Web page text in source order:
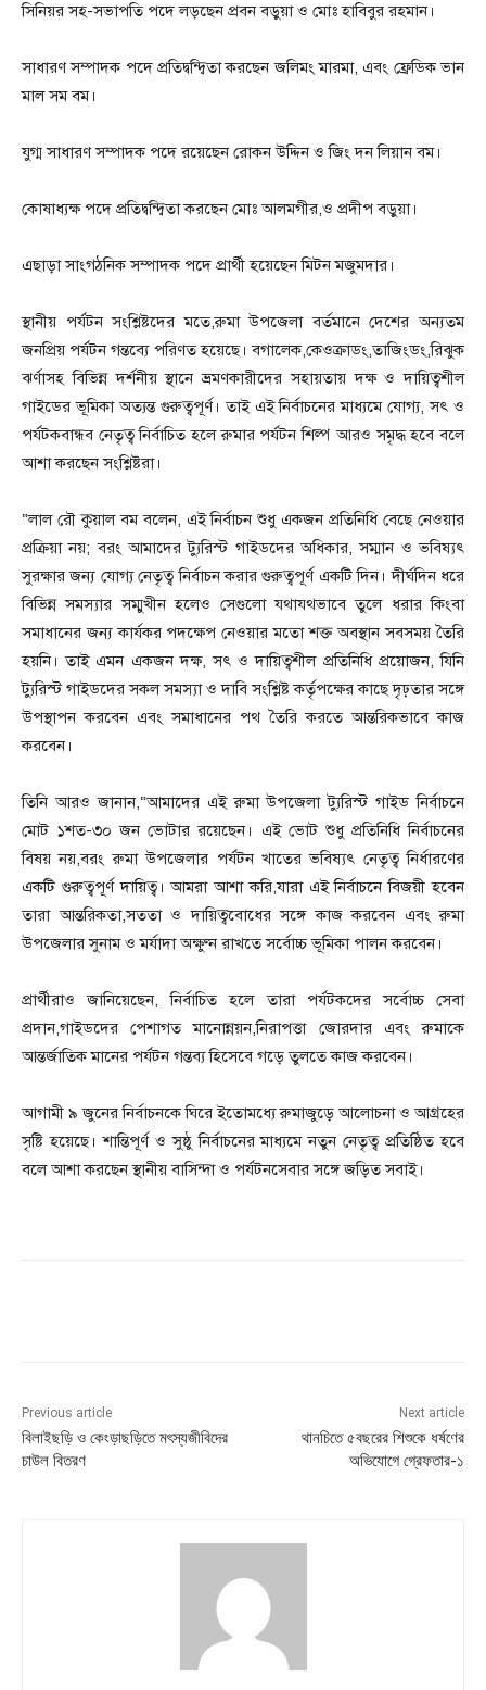
সিনিয়র সহ-সভাপতি পদে লড়ছেন প্রবন বড়ুয়া ও মোঃ হাবিবুর রহমান।
সাধারণ সম্পাদক পদে প্রতিদ্বন্দ্বিতা করছেন জলিমং মারমা, এবং ফ্রেডিক ভান
মাল সম বম।
যুগ্ম সাধারণ সম্পাদক পদে রয়েছেন রোকন উদ্দিন ও জিং দন লিয়ান বম।
কোষাধ্যক্ষ পদে প্রতিদ্বন্দ্বিতা করছেন মোঃ আলমগীর,ও প্রদীপ বড়ুয়া।
এছাড়া সাংগঠনিক সম্পাদক পদে প্রার্থী হয়েছেন মিটন মজুমদার।
স্থানীয় পর্যটন সংশ্লিষ্টদের মতে,রুমা উপজেলা বর্তমানে দেশের অন্যতম
জনপ্রিয় পর্যটন গন্তব্যে পরিণত হয়েছে। বগালেক,কেওক্রাডং,তাজিংডং,রিঝুক
ঝর্ণাসহ বিভিন্ন দর্শনীয় স্থানে ভ্রমণকারীদের সহায়তায় দক্ষ ও দায়িত্বশীল
গাইডের ভূমিকা অত্যন্ত গুরুত্বপূর্ণ। তাই এই নির্বাচনের মাধ্যমে যোগ্য, সৎ ও
পর্যটকবান্ধব নেতৃত্ব নির্বাচিত হলে রুমার পর্যটন শিল্প আরও সমৃদ্ধ হবে বলে
আশা করছেন সংশ্লিষ্টরা।
“লাল রৌ কুয়াল বম বলেন, এই নির্বাচন শুধু একজন প্রতিনিধি বেছে নেওয়ার
প্রক্রিয়া নয়; বরং আমাদের ট্যুরিস্ট গাইডদের অধিকার, সম্মান ও ভবিষ্যৎ
সুরক্ষার জন্য যোগ্য নেতৃত্ব নির্বাচন করার গুরুত্বপূর্ণ একটি দিন। দীর্ঘদিন ধরে
বিভিন্ন সমস্যার সম্মুখীন হলেও সেগুলো যথাযথভাবে তুলে ধরার কিংবা
সমাধানের জন্য কার্যকর পদক্ষেপ নেওয়ার মতো শক্ত অবস্থান সবসময় তৈরি
হয়নি। তাই এমন একজন দক্ষ, সৎ ও দায়িত্বশীল প্রতিনিধি প্রয়োজন, যিনি
ট্যুরিস্ট গাইডদের সকল সমস্যা ও দাবি সংশ্লিষ্ট কর্তৃপক্ষের কাছে দৃঢ়তার সঙ্গে
উপস্থাপন করবেন এবং সমাধানের পথ তৈরি করতে আন্তরিকভাবে কাজ
করবেন।
তিনি আরও জানান,“আমাদের এই রুমা উপজেলা ট্যুরিস্ট গাইড নির্বাচনে
মোট ১শত-৩০ জন ভোটার রয়েছেন। এই ভোট শুধু প্রতিনিধি নির্বাচনের
বিষয় নয়,বরং রুমা উপজেলার পর্যটন খাতের ভবিষ্যৎ নেতৃত্ব নির্ধারণের
একটি গুরুত্বপূর্ণ দায়িত্ব। আমরা আশা করি,যারা এই নির্বাচনে বিজয়ী হবেন
তারা আন্তরিকতা,সততা ও দায়িত্ববোধের সঙ্গে কাজ করবেন এবং রুমা
উপজেলার সুনাম ও মর্যাদা অক্ষুণ্ন রাখতে সর্বোচ্চ ভূমিকা পালন করবেন।
প্রার্থীরাও জানিয়েছেন, নির্বাচিত হলে তারা পর্যটকদের সর্বোচ্চ সেবা
প্রদান,গাইডদের পেশাগত মানোন্নয়ন,নিরাপত্তা জোরদার এবং রুমাকে
আন্তর্জাতিক মানের পর্যটন গন্তব্য হিসেবে গড়ে তুলতে কাজ করবেন।
আগামী ৯ জুনের নির্বাচনকে ঘিরে ইতোমধ্যে রুমাজুড়ে আলোচনা ও আগ্রহের
সৃষ্টি হয়েছে। শান্তিপূর্ণ ও সুষ্ঠু নির্বাচনের মাধ্যমে নতুন নেতৃত্ব প্রতিষ্ঠিত হবে
বলে আশা করছেন স্থানীয় বাসিন্দা ও পর্যটনসেবার সঙ্গে জড়িত সবাই।
Previous article
বিলাইছড়ি ও কেংড়াছড়িতে মৎস্যজীবিদের
চাউল বিতরণ
Next article
থানচিতে ৫বছরের শিশুকে ধর্ষণের
অভিযোগে গ্রেফতার-১